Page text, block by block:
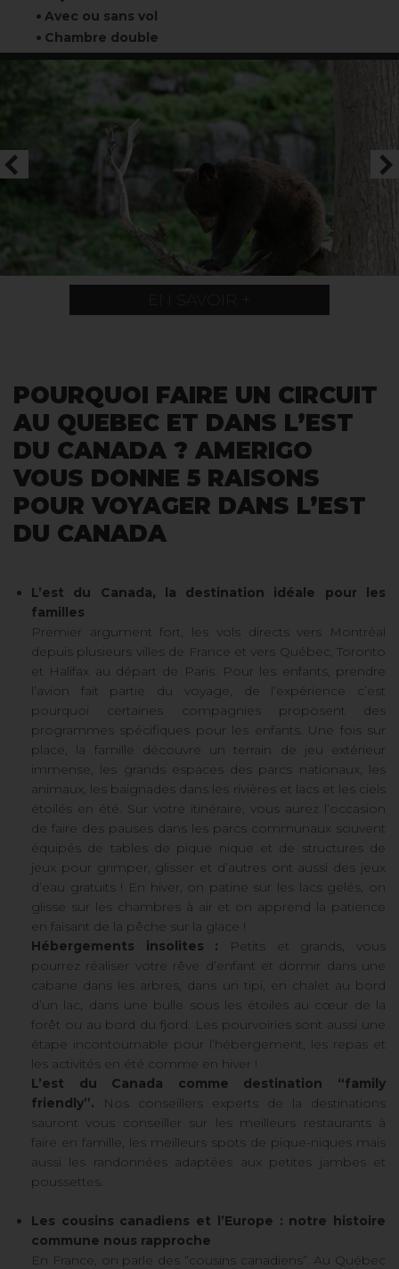
Avec ou sans vol
Chambre double
EN SAVOIR +
POURQUOI FAIRE UN CIRCUIT
AU QUEBEC ET DANS L’EST
DU CANADA ? AMERIGO
VOUS DONNE 5 RAISONS
POUR VOYAGER DANS L’EST
DU CANADA
L’est du Canada, la destination idéale pour les
familles
Premier argument fort, les vols directs vers Montréal
depuis plusieurs villes de France et vers Québec, Toronto
et Halifax au départ de Paris. Pour les enfants, prendre
l’avion fait partie du voyage, de l’expérience c’est
pourquoi certaines compagnies proposent des
programmes spécifiques pour les enfants. Une fois sur
place, la famille découvre un terrain de jeu extérieur
immense, les grands espaces des parcs nationaux, les
animaux, les baignades dans les rivières et lacs et les ciels
étoilés en été. Sur votre itinéraire, vous aurez l’occasion
de faire des pauses dans les parcs communaux souvent
équipés de tables de pique nique et de structures de
jeux pour grimper, glisser et d’autres ont aussi des jeux
d’eau gratuits ! En hiver, on patine sur les lacs gelés, on
glisse sur les chambres à air et on apprend la patience
en faisant de la pêche sur la glace !
Hébergements insolites : Petits et grands, vous
pourrez réaliser votre rêve d’enfant et dormir dans une
cabane dans les arbres, dans un tipi, en chalet au bord
d’un lac, dans une bulle sous les étoiles au cœur de la
forêt ou au bord du fjord. Les pourvoiries sont aussi une
étape incontournable pour l’hébergement, les repas et
les activités en été comme en hiver !
L’est du Canada comme destination “family
friendly”. Nos conseillers experts de la destinations
sauront vous conseiller sur les meilleurs restaurants à
faire en famille, les meilleurs spots de pique-niques mais
aussi les randonnées adaptées aux petites jambes et
poussettes.
Les cousins canadiens et l’Europe : notre histoire
commune nous rapproche
En France, on parle des “cousins canadiens”. Au Québec